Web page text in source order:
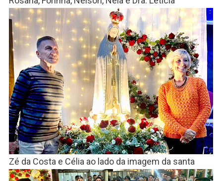
Zé da Costa e Célia ao lado da imagem da santa